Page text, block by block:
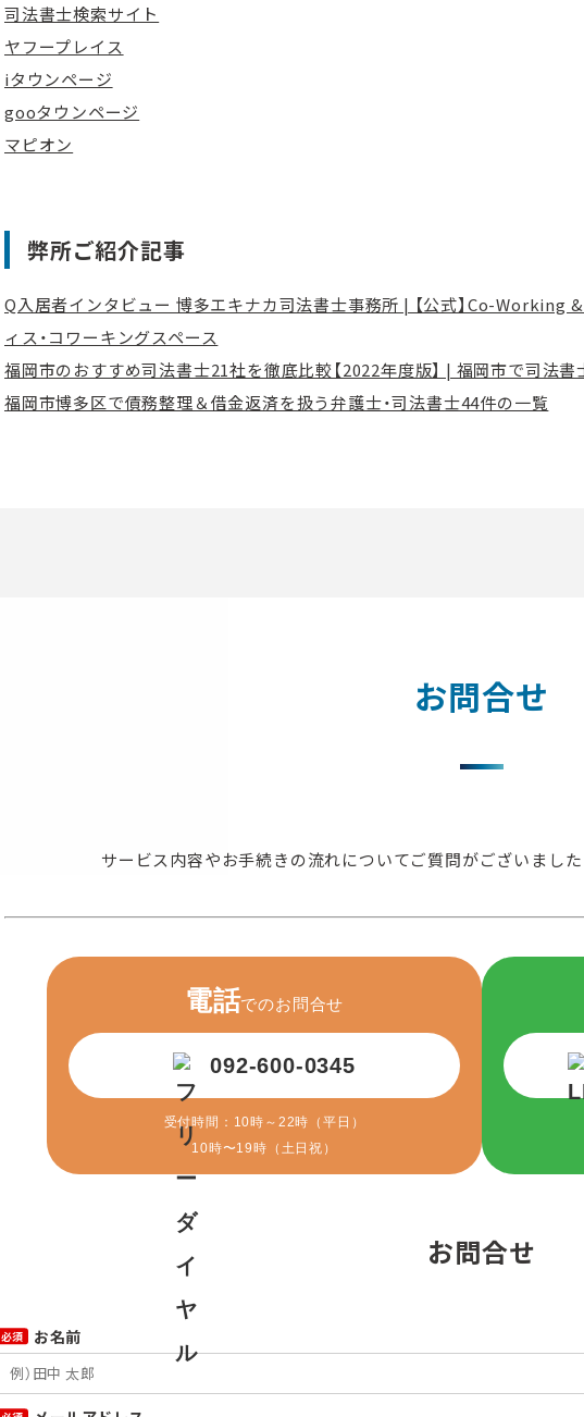
司法書士検索サイト
ヤフープレイス
iタウンページ
gooタウンページ
マピオン
弊所ご紹介記事
Q入居者インタビュー 博多エキナカ司法書士事務所 | 【公式】Co-Working
ィス・コワーキングスペース
福岡市のおすすめ司法書士21社を徹底比較【2022年度版】 | 福岡市で司法書
福岡市博多区で債務整理＆借金返済を扱う弁護士・司法書士44件の一覧
お問合せ
サービス内容やお手続きの流れについてご質問がございました
電話でのお問合せ
092-600-0345
受付時間：10時～22時（平日）
10時〜19時（土日祝）
お問合せ
お名前
必須